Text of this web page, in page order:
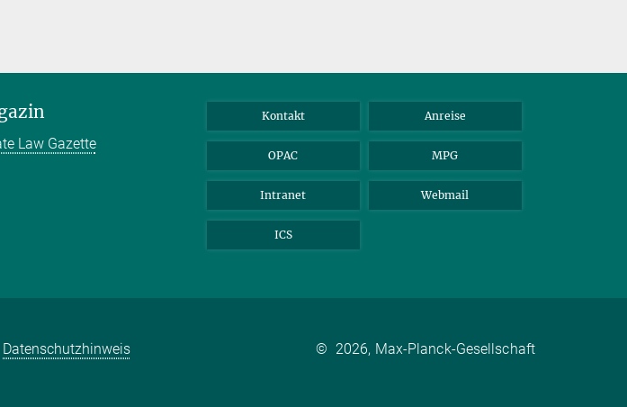
Law Gazette
Kontakt Anreise
OPAC MPG
Intranet Webmail
ICS
Datenschutzhinweis © 2026, Max-Planck-Gesellschaft